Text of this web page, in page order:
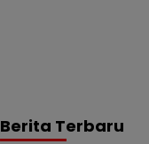
Berita Terbaru